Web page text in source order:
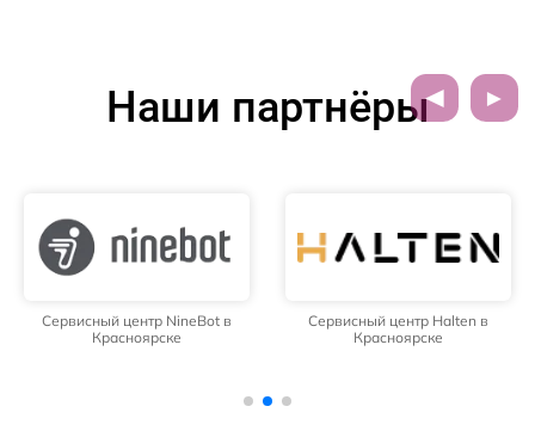
Наши партнёры
Сервисный центр NineBot в
Красноярске
Сервисный центр Halten в
Красноярске